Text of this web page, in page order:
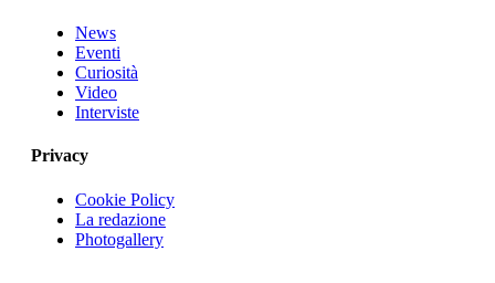
News
Eventi
Curiosità
Video
Interviste
Privacy
Cookie Policy
La redazione
Photogallery